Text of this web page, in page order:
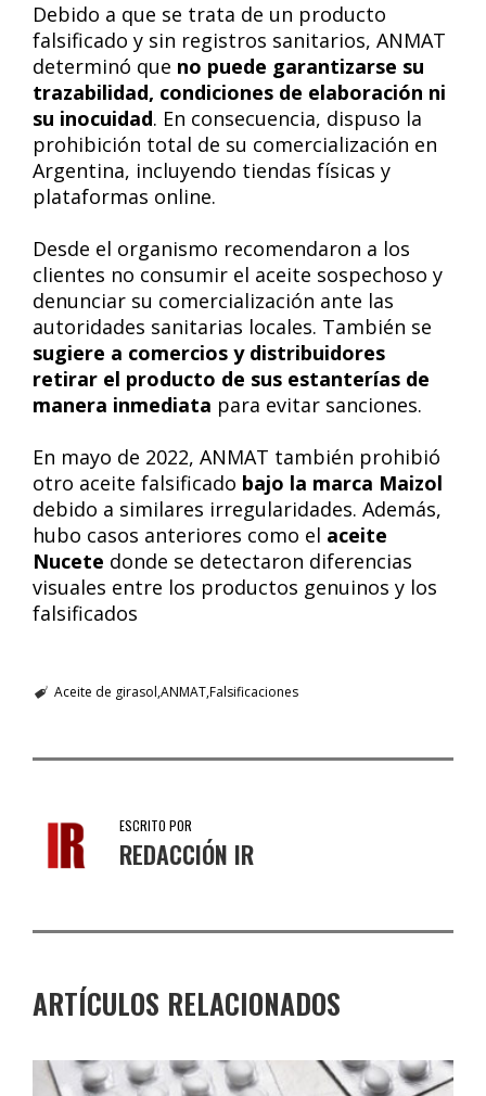
Debido a que se trata de un producto
falsificado y sin registros sanitarios, ANMAT
determinó que no puede garantizarse su
trazabilidad, condiciones de elaboración ni
su inocuidad. En consecuencia, dispuso la
prohibición total de su comercialización en
Argentina, incluyendo tiendas físicas y
plataformas online.
Desde el organismo recomendaron a los
clientes no consumir el aceite sospechoso y
denunciar su comercialización ante las
autoridades sanitarias locales. También se
sugiere a comercios y distribuidores
retirar el producto de sus estanterías de
manera inmediata para evitar sanciones.
En mayo de 2022, ANMAT también prohibió
otro aceite falsificado bajo la marca Maizol
debido a similares irregularidades. Además,
hubo casos anteriores como el aceite
Nucete donde se detectaron diferencias
visuales entre los productos genuinos y los
falsificados
Aceite de girasol ANMATFalsificaciones
ESCRITO POR
REDACCIÓN IR
ARTÍCULOS RELACIONADOS